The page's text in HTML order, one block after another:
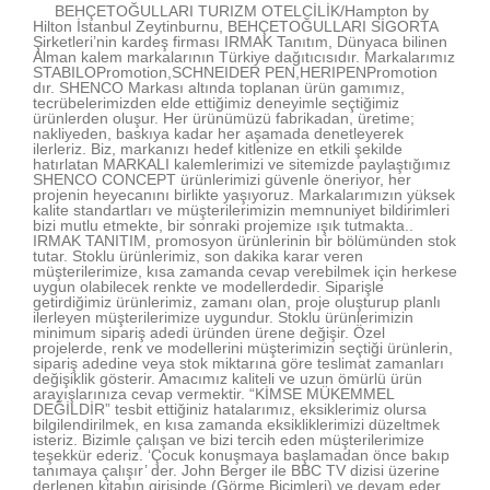
BEHÇETOĞULLARI TURIZM OTELCİLİK/Hampton by
Hilton İstanbul Zeytinburnu, BEHÇETOĞULLARI SİGORTA
Şirketleri’nin kardeş firması IRMAK Tanıtım, Dünyaca bilinen
Alman kalem markalarının Türkiye dağıtıcısıdır. Markalarımız
STABILOPromotion,SCHNEIDER PEN,HERIPENPromotion
dır. SHENCO Markası altında toplanan ürün gamımız,
tecrübelerimizden elde ettiğimiz deneyimle seçtiğimiz
ürünlerden oluşur. Her ürünümüzü fabrikadan, üretime;
nakliyeden, baskıya kadar her aşamada denetleyerek
ilerleriz. Biz, markanızı hedef kitlenize en etkili şekilde
hatırlatan MARKALI kalemlerimizi ve sitemizde paylaştığımız
SHENCO CONCEPT ürünlerimizi güvenle öneriyor, her
projenin heyecanını birlikte yaşıyoruz. Markalarımızın yüksek
kalite standartları ve müşterilerimizin memnuniyet bildirimleri
bizi mutlu etmekte, bir sonraki projemize ışık tutmakta..
IRMAK TANITIM, promosyon ürünlerinin bir bölümünden stok
tutar. Stoklu ürünlerimiz, son dakika karar veren
müşterilerimize, kısa zamanda cevap verebilmek için herkese
uygun olabilecek renkte ve modellerdedir. Siparişle
getirdiğimiz ürünlerimiz, zamanı olan, proje oluşturup planlı
ilerleyen müşterilerimize uygundur. Stoklu ürünlerimizin
minimum sipariş adedi üründen ürene değişir. Özel
projelerde, renk ve modellerini müşterimizin seçtiği ürünlerin,
sipariş adedine veya stok miktarına göre teslimat zamanları
değişiklik gösterir. Amacımız kaliteli ve uzun ömürlü ürün
arayışlarınıza cevap vermektir. “KİMSE MÜKEMMEL
DEĞİLDİR” tesbit ettiğiniz hatalarımız, eksiklerimiz olursa
bilgilendirilmek, en kısa zamanda eksikliklerimizi düzeltmek
isteriz. Bizimle çalışan ve bizi tercih eden müşterilerimize
teşekkür ederiz. ‘Çocuk konuşmaya başlamadan önce bakıp
tanımaya çalışır’ der. John Berger ile BBC TV dizisi üzerine
derlenen kitabın girişinde (Görme Biçimleri) ve devam eder,